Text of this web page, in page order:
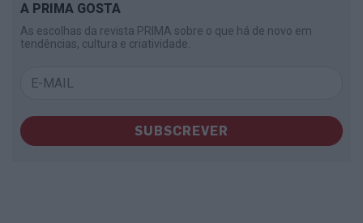
A PRIMA GOSTA
As escolhas da revista PRIMA sobre o que há de novo em
tendências, cultura e criatividade.
SUBSCREVER